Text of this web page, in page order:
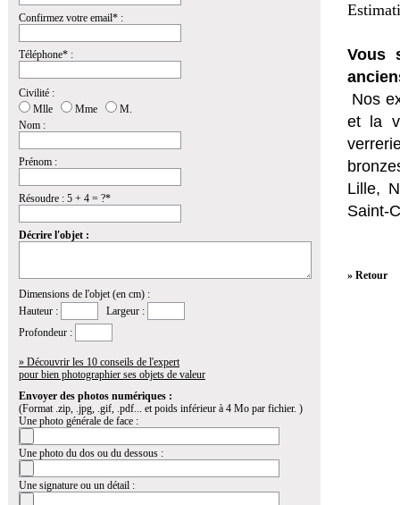
Confirmez votre email* :
Téléphone* :
Civilité :
Mlle
Mme
M.
Nom :
Prénom :
Résoudre : 5 + 4 = ?*
Décrire l'objet :
Dimensions de l'objet (en cm) :
Hauteur :
Largeur :
Profondeur :
» Découvrir les 10 conseils de l'expert
pour bien photographier ses objets de valeur
Envoyer des photos numériques :
(Format .zip, .jpg, .gif, .pdf... et poids inférieur à 4 Mo par fichier. )
Une photo générale de face :
Une photo du dos ou du dessous :
Une signature ou un détail :
Vous
Nos
et la
Lille,
Saint-
» Retour